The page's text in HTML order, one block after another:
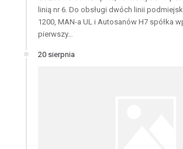
linią nr 6. Do obsługi dwóch linii
1200, MAN-a UL i Autosanów H7 spółka
pierwszy…
20 sierpnia